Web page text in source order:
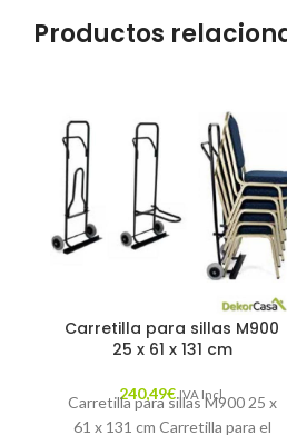
Productos
Carretilla para sillas M900
25 x 61 x 131 cm
240,49€ IVA Incl.
Carretilla para sillas M900 25 x
61 x 131 cm Carretilla para el